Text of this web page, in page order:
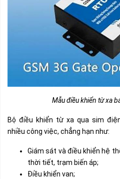
Mẫu điều khiển từ xa
Bộ điều khiển từ xa qua sim
nhiều công việc, chẳng hạn như:
Giám sát và điều khiển hệ
thời tiết, trạm biến áp;
Điều khiển van;